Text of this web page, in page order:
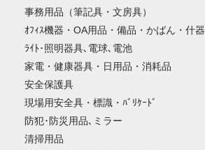
事務用品（筆記具・文房具）
ｵﾌｨｽ機器・OA用品・備品・かばん・什器
ﾗｲﾄ･照明器具､電球､電池
家電・健康器具・日用品・消耗品
安全保護具
現場用安全具・標識・ﾊﾞﾘｹｰﾄﾞ
防犯･防災用品､ミラー
清掃用品